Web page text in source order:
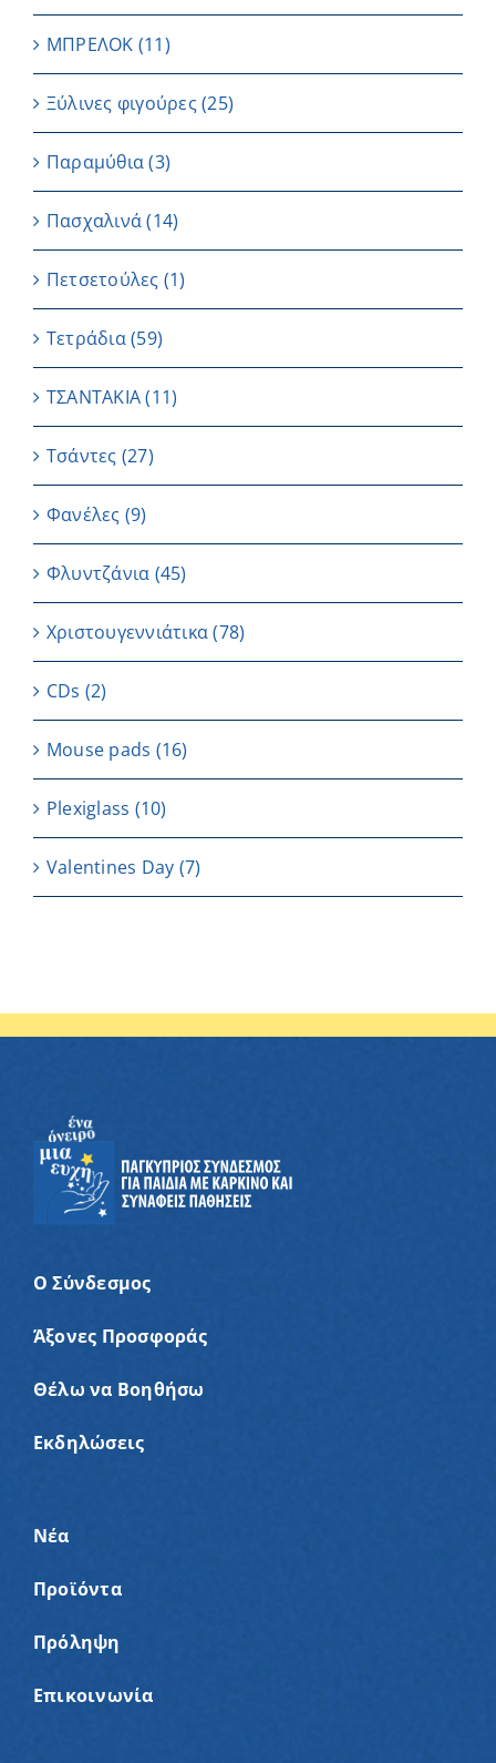
ΜΠΡΕΛΟΚ (11)
Ξύλινες φιγούρες(25)
Παραμύθια (3)
Πασχαλινά (14)
Πετσετούλες (1)
Τετράδια(59)
ΤΣΑΝΤΑΚΙΑ (11)
Τσάντες (27)
Φανέλες (9)
Φλυντζάνια (45)
Χριστουγεννιάτικα(78)
CDs (2)
Μouse pads (16)
Plexiglass (10)
Valentines Day (7)
Ο Σύνδεσμος
Άξονες Προσφοράς
Θέλω να Βοηθήσω
Εκδηλώσεις
Νέα
Προϊόντα
Πρόληψη
Επικοινωνία